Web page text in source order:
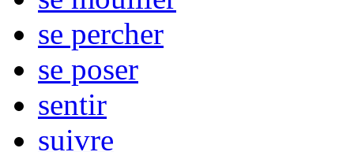
se percher
se poser
sentir
suivre